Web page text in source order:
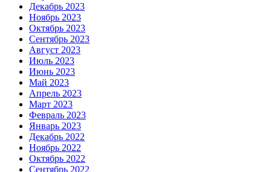
Декабрь 2023
Ноябрь 2023
Октябрь 2023
Сентябрь 2023
Август 2023
Июль 2023
Июнь 2023
Май 2023
Апрель 2023
Март 2023
Февраль 2023
Январь 2023
Декабрь 2022
Ноябрь 2022
Октябрь 2022
Сентябрь 2022